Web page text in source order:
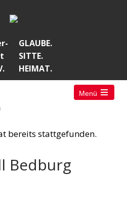
GLAUBE.
SITTE.
HEIMAT.
Menü
bereits stattgefunden.
Bedburg